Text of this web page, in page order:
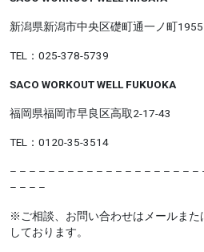
新潟県新潟市中央区礎町通一ノ町1955
TEL：025-378-5739
SACO WORKOUT WELL FUKUOKA
福岡県福岡市早良区高取2-17-43
TEL：0120-35-3514
– – – – – – – – – – – – – – – – – – –
– – – –
※ご相談、お問い合わせはメールまた
しております。